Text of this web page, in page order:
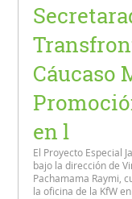
Cáucaso
en l
El Proyecto Especial
bajo la dirección de
Pachamama Raymi,
la oficina de la KfW